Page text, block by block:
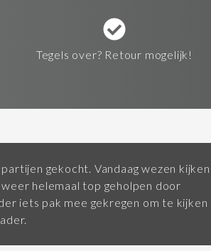
Tegels over? Retour mogelijk!
gekocht. Vandaag wezen kijken
helemaal top geholpen door
iets pak mee gekregen om te kijken